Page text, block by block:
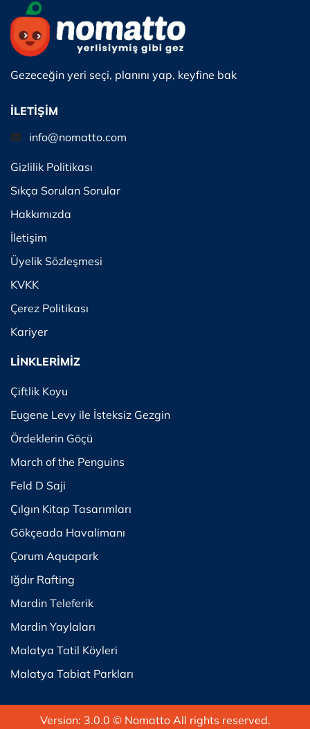
Gezeceğin yeri seçi, planını yap, keyfine bak
İLETİŞİM
info@nomatto.com
Gizlilik Politikası
Sıkça Sorulan Sorular
Hakkımızda
İletişim
Üyelik Sözleşmesi
KVKK
Çerez Politikası
Kariyer
LİNKLERİMİZ
Çiftlik Koyu
Eugene Levy ile İsteksiz Gezgin
Ördeklerin Göçü
March of the Penguins
Feld D Saji
Çılgın Kitap Tasarımları
Gökçeada Havalimanı
Çorum Aquapark
Iğdır Rafting
Mardin Teleferik
Mardin Yaylaları
Malatya Tatil Köyleri
Malatya Tabiat Parkları
Version: 3.0.0 © Nomatto All rights reserved.